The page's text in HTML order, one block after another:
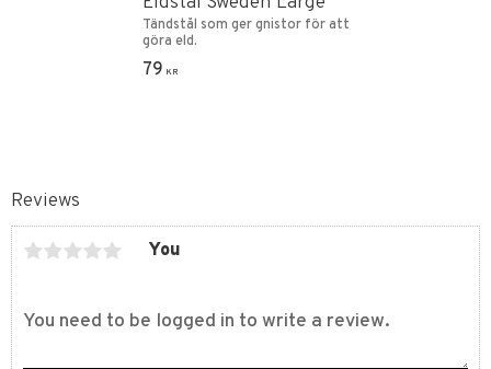
Reviews
You
Tändstål som ger gnistor för att
göra eld.
79 KR